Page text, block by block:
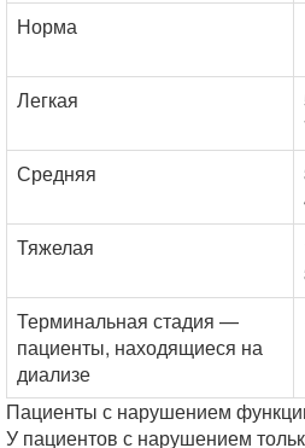
Норма
Легкая
Средняя
Тяжелая
Терминальная стадия —
пациенты, находящиеся на
диализе
Пациенты с нарушением
У пациентов с нарушением